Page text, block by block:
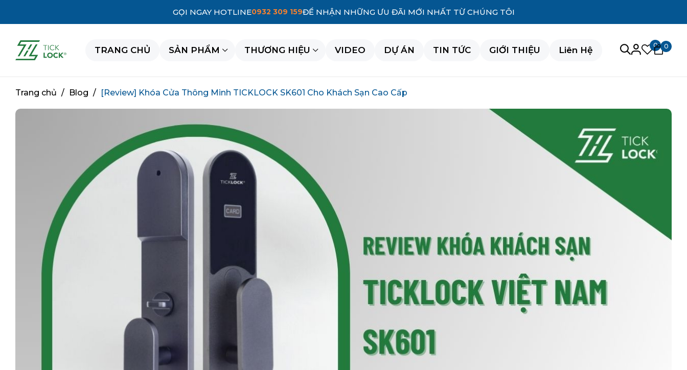
GỌI NGAY HOTLINE0932 309 159ĐỂ NHẬN NHỮNG ƯU ĐÃI MỚI NHẤT TỪ CHÚNG TÔI
TRANG CHỦ SẢN PHẨM THƯƠNG HIỆU VIDEO DỰ ÁN TIN TỨC GIỚI THIỆU Liên Hệ 0 0
Trang chủ / Blog / [Review] Khóa Cửa Thông Minh TICKLOCK SK601 Cho Khách Sạn Cao Cấp